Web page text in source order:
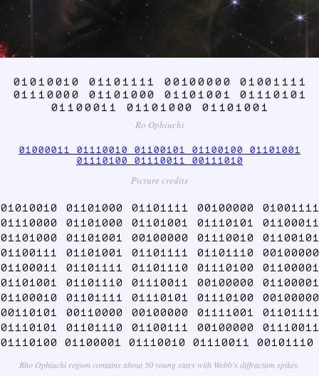
01010010 01101111 00100000 01001111
01110000 01101000 01101001 01110101
01100011 01101000 01101001
Ro Ophiuchi
01000011 01110010 01100101 01100100 01101001
01110100 01110011 00111010
Picture credits
01010010 01101000 01101111 00100000 01001111
01110000 01101000 01101001 01110101 01100011
01101000 01101001 00100000 01110010 01100101
01100111 01101001 01101111 01101110 00100000
01100011 01101111 01101110 01110100 01100001
01101001 01101110 01110011 00100000 01100001
01100010 01101111 01110101 01110100 00100000
00110101 00110000 00100000 01111001 01101111
01110101 01101110 01100111 00100000 01110011
01110100 01100001 01110010 01110011 00101110
Rho Ophiuchi region contains about 50 young stars with Webb's diffraction spikes.